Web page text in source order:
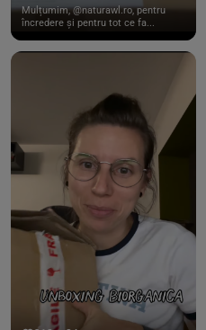
Mulțumim, @naturawl.ro, pentru
încredere și pentru tot ce fa...